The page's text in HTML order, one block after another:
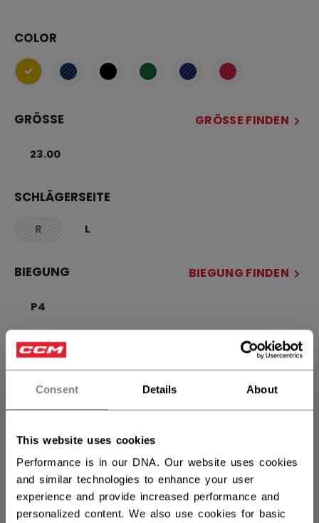
Consent Details About
This website uses cookies
Performance is in our DNA. Our website uses cookies
and similar technologies to enhance your user
experience and provide increased performance and
personalized content. We also use cookies for basic
COLOR
ausgewählt
GRÖSSE GRÖSSE FINDEN
23.00
SCHLÄGERSEITE
Rnot.available
L
BIEGUNG BIEGUNG FINDEN
P4
MENGE
IN DEN WARENKORB
FILIALVERFÜGBARKEIT
Versandbestimmungen
Kostenfreie Rücksendungen